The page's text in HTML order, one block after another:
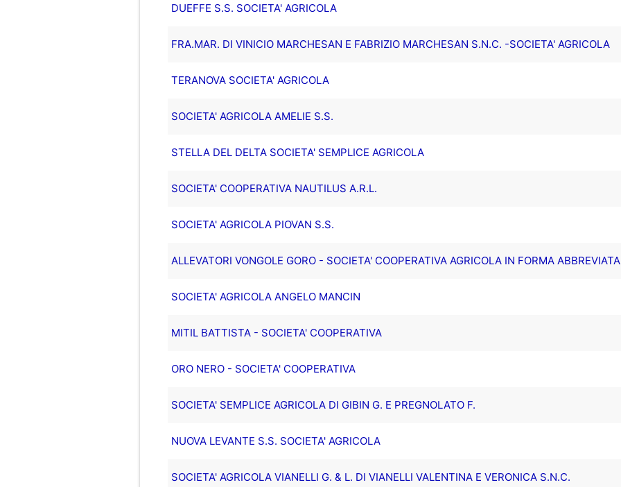
DUEFFE S.S. SOCIETA' AGRICOLA
FRA.MAR. DI VINICIO MARCHESAN E FABRIZIO MARCHESAN S.N.C. -SOCIETA' AGRICOLA
TERANOVA SOCIETA' AGRICOLA
SOCIETA' AGRICOLA AMELIE S.S.
STELLA DEL DELTA SOCIETA' SEMPLICE AGRICOLA
SOCIETA' COOPERATIVA NAUTILUS A.R.L.
SOCIETA' AGRICOLA PIOVAN S.S.
ALLEVATORI VONGOLE GORO - SOCIETA' COOPERATIVA AGRICOLA IN FORMA
SOCIETA' AGRICOLA ANGELO MANCIN
MITIL BATTISTA - SOCIETA' COOPERATIVA
ORO NERO - SOCIETA' COOPERATIVA
SOCIETA' SEMPLICE AGRICOLA DI GIBIN G. E PREGNOLATO F.
NUOVA LEVANTE S.S. SOCIETA' AGRICOLA
SOCIETA' AGRICOLA VIANELLI G. & L. DI VIANELLI VALENTINA E VERONICA S.N.C.